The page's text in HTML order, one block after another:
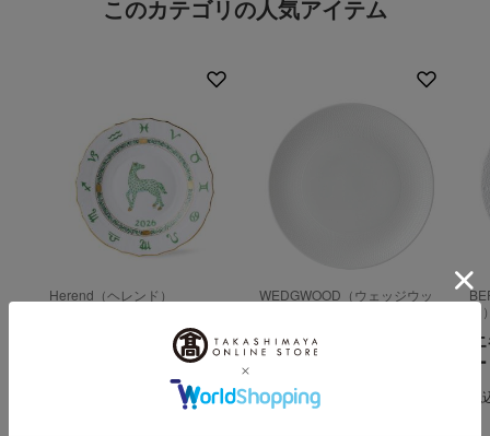
このカテゴリの人気アイテム
Herend（ヘレンド）
イヤーズプレート・う
WEDGWOOD（ウェッジウッ
ジオ プレート 24cm
ド
税